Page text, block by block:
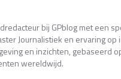
bij GPblog met een
Journalistiek en ervaring
en inzichten, gebaseerd
wereldwijd.